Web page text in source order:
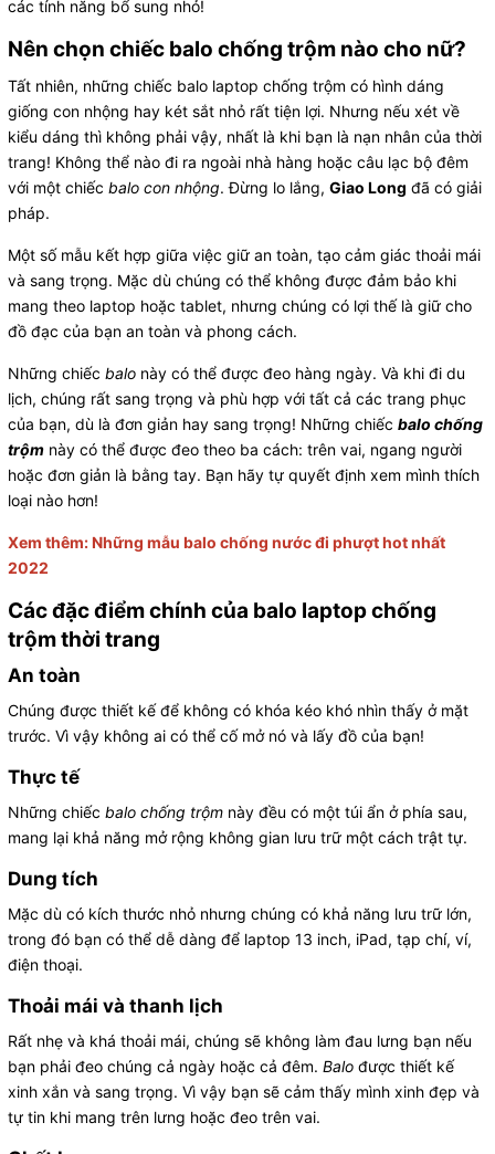
các tính năng bổ sung nhỏ!
Nên chọn chiếc balo chống trộm nào cho nữ?
Tất nhiên, những chiếc balo laptop chống trộm có hình dáng
giống con nhộng hay két sắt nhỏ rất tiện lợi. Nhưng nếu xét về
kiểu dáng thì không phải vậy, nhất là khi bạn là nạn nhân của thời
trang! Không thể nào đi ra ngoài nhà hàng hoặc câu lạc bộ đêm
với một chiếc balo con nhộng. Đừng lo lắng, Giao Long đã có giải
pháp.
Một số mẫu kết hợp giữa việc giữ an toàn, tạo cảm giác thoải mái
và sang trọng. Mặc dù chúng có thể không được đảm bảo khi
mang theo laptop hoặc tablet, nhưng chúng có lợi thế là giữ cho
đồ đạc của bạn an toàn và phong cách.
Những chiếc balo này có thể được đeo hàng ngày. Và khi đi du
lịch, chúng rất sang trọng và phù hợp với tất cả các trang phục
của bạn, dù là đơn giản hay sang trọng! Những chiếc balo chống
trộm này có thể được đeo theo ba cách: trên vai, ngang người
hoặc đơn giản là bằng tay. Bạn hãy tự quyết định xem mình thích
loại nào hơn!
Xem thêm:Những mẫu balo chống nước đi phượt hot nhất
2022
Các đặc điểm chính của balo laptop chống
trộm thời trang
An toàn
Chúng được thiết kế để không có khóa kéo khó nhìn thấy ở mặt
trước. Vì vậy không ai có thể cố mở nó và lấy đồ của bạn!
Thực tế
Những chiếc balo chống trộm này đều có một túi ẩn ở phía sau,
mang lại khả năng mở rộng không gian lưu trữ một cách trật tự.
Dung tích
Mặc dù có kích thước nhỏ nhưng chúng có khả năng lưu trữ lớn,
trong đó bạn có thể dễ dàng để laptop 13 inch, iPad, tạp chí, ví,
điện thoại.
Thoải mái và thanh lịch
Rất nhẹ và khá thoải mái, chúng sẽ không làm đau lưng bạn nếu
bạn phải đeo chúng cả ngày hoặc cả đêm. Balo được thiết kế
xinh xắn và sang trọng. Vì vậy bạn sẽ cảm thấy mình xinh đẹp và
tự tin khi mang trên lưng hoặc đeo trên vai.